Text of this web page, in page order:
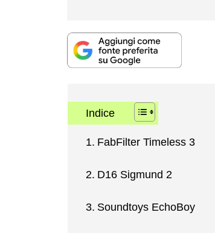
Indice
FabFilter Timeless 3
D16 Sigmund 2
Soundtoys EchoBoy